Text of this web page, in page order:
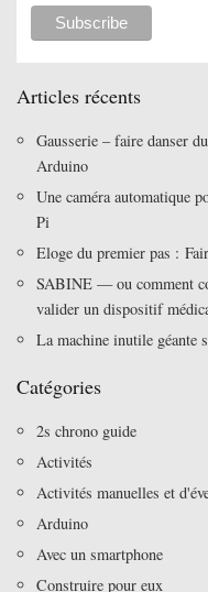
Articles récents
Gausserie – faire danser
Arduino
Une caméra automatique
Pi
Eloge du premier pas :
SABINE — ou comment
valider un dispositif
La machine inutile géante
Catégories
2s chrono guide
Activités
Activités manuelles et
Arduino
Avec un smartphone
Construire pour eux